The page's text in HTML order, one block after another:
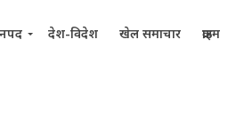
देश-विदेश खेल समाचार क्राइम